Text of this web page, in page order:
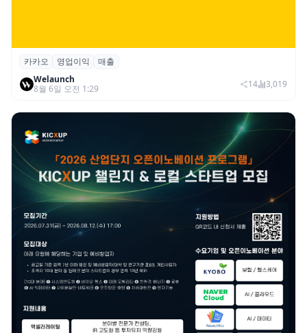
카카오, 2026년 2분기 매출 2조985억·영업
이익 2770억…역대 분기 최대
카카오 영업이익
매출
Welaunch
8월 6일 오전 1:29
14 3,019